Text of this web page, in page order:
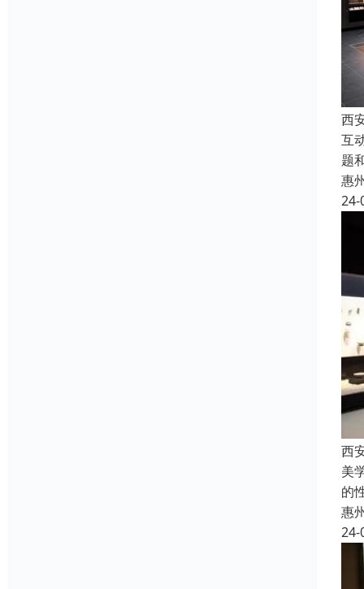
西
互
题
惠
24-
西
美
的
惠
24-